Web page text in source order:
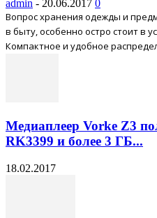
admin - 20.06.2017 0
Вопрос хранения одежды и
в быту, особенно остро стоит в
Компактное и удобное
Медиаплеер Vorke Z3
RK3399 и более 3 ГБ...
18.02.2017